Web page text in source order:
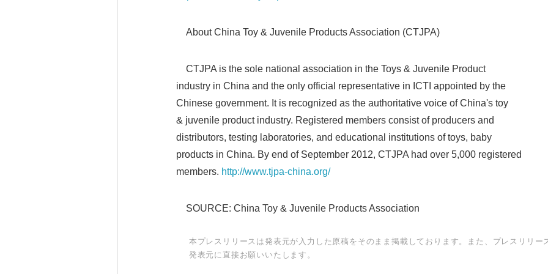
About China Toy & Juvenile Products Association (CTJPA)
CTJPA is the sole national association in the Toys & Juvenile Product
industry in China and the only official representative in ICTI appointed by the
Chinese government. It is recognized as the authoritative voice of China's toy
& juvenile product industry. Registered members consist of producers and
distributors, testing laboratories, and educational institutions of toys, baby
products in China. By end of September 2012, CTJPA had over 5,000 registered
members. http://www.tjpa-china.org/
SOURCE: China Toy & Juvenile Products Association
本プレスリリースは発表元が入力した原稿をそのまま掲載しております。また、プレスリリー
発表元に直接お願いいたします。